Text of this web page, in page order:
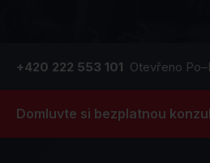
+420 222 553 101 Otevřeno
Domluvte si bezplatnou